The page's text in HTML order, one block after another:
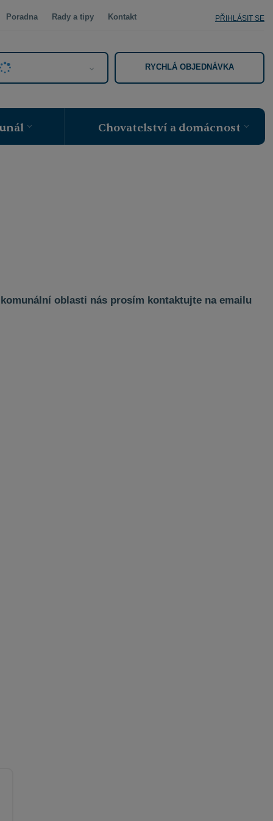
Poradna Rady a tipy Kontakt PŘIHLÁSIT SE
RYCHLÁ OBJEDNÁVKA
Chovatelství a domácnost
oblasti nás prosím kontaktujte na emailu